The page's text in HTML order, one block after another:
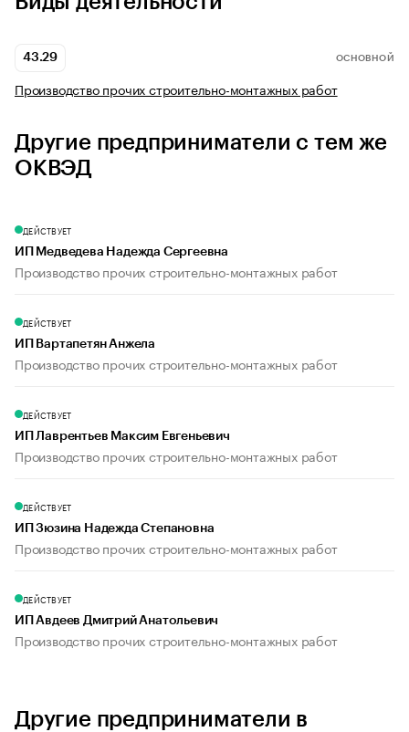
43.29 ОСНОВНОЙ
Производство прочих строительно-монтажных работ
Другие предприниматели с тем же
ОКВЭД
ДЕЙСТВУЕТ
ИП Медведева Надежда Сергеевна
Производство прочих строительно-монтажных работ
ДЕЙСТВУЕТ
ИП Вартапетян Анжела
Производство прочих строительно-монтажных работ
ДЕЙСТВУЕТ
ИП Лаврентьев Максим Евгеньевич
Производство прочих строительно-монтажных работ
ДЕЙСТВУЕТ
ИП Зюзина Надежда Степановна
Производство прочих строительно-монтажных работ
ДЕЙСТВУЕТ
ИП Авдеев Дмитрий Анатольевич
Производство прочих строительно-монтажных работ
Другие предприниматели в